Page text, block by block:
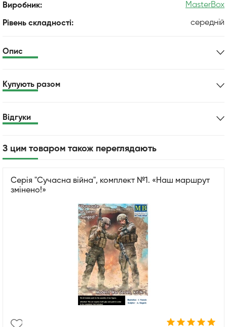
Виробник: MasterBox
Рівень складності: середній
Опис
Купують разом
Відгуки
З цим товаром також переглядають
Серія "Сучасна війна", комплект №1. «Наш маршрут
змінено!»